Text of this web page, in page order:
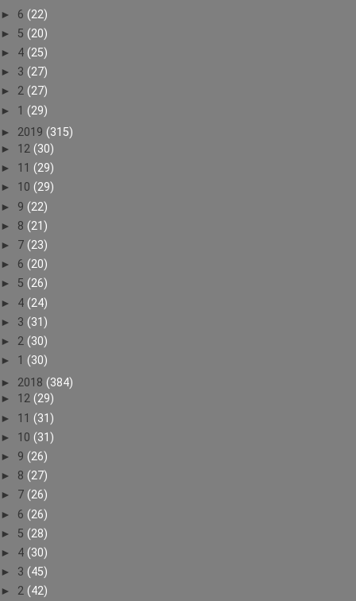
► 6 (22)
► 5 (20)
► 4 (25)
► 3 (27)
► 2 (27)
► 1 (29)
► 2019 (315)
► 12 (30)
► 11 (29)
► 10 (29)
► 9 (22)
► 8 (21)
► 7 (23)
► 6 (20)
► 5 (26)
► 4 (24)
► 3 (31)
► 2 (30)
► 1 (30)
► 2018 (384)
► 12 (29)
► 11 (31)
► 10 (31)
► 9 (26)
► 8 (27)
► 7 (26)
► 6 (26)
► 5 (28)
► 4 (30)
► 3 (45)
► 2 (42)